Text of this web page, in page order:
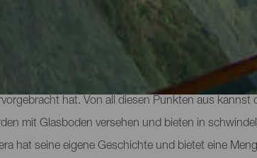
Gomera
nur in ihren traumhaften, sehr kontrastreichen
hat. Von all diesen Punkten aus kannst
mit Glasboden versehen und bieten in
hat seine eigene Geschichte und bietet eine